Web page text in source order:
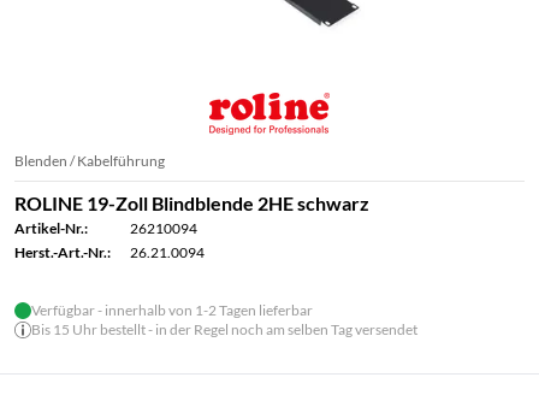
Blenden / Kabelführung
ROLINE 19-Zoll Blindblende 2HE schwarz
Artikel-Nr.:
26210094
Herst.-Art.-Nr.:
26.21.0094
Verfügbar - innerhalb von 1-2 Tagen lieferbar
Bis 15 Uhr bestellt - in der Regel noch am selben Tag versendet